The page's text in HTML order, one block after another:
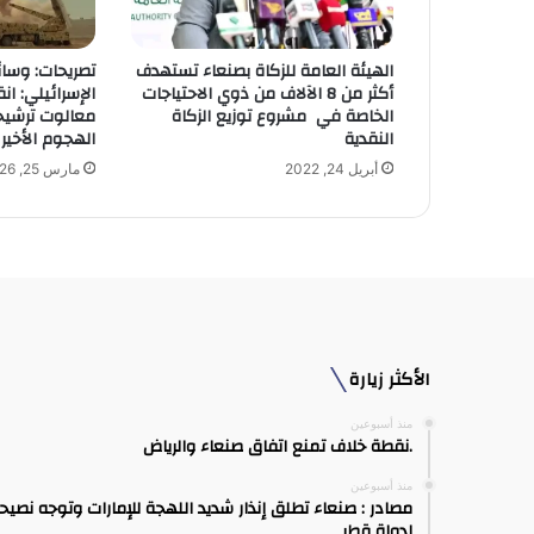
ر
و
ن
ي
الهيئة العامة للزكاة بصنعاء تستهدف
أكثر من 8 الآلاف من ذوي الاحتياجات
الخاصة في مشروع توزيع الزكاة
النقدية
أبريل 24, 2022
تصريحات:
الإسرائيلي:
معالوت
الهجوم الأخير
مارس 25, 2026
الأكثر زيارة
منذ أسبوعين
.نقطة خلاف تمنع اتفاق صنعاء والرياض
منذ أسبوعين
مصادر : صنعاء تطلق إنذار شديد اللهجة للإمارات وتوجه